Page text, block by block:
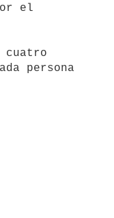
el
persona